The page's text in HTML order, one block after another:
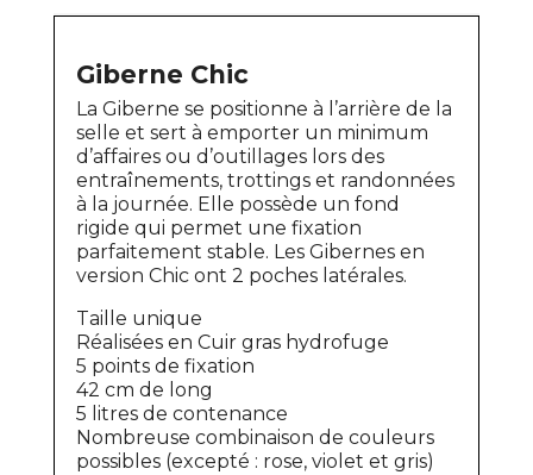
Giberne Chic
La Giberne se positionne à l’arrière de la
selle et sert à emporter un minimum
d’affaires ou d’outillages lors des
entraînements, trottings et randonnées
à la journée. Elle possède un fond
rigide qui permet une fixation
parfaitement stable. Les Gibernes en
version Chic ont 2 poches latérales.
Taille unique
Réalisées en Cuir gras hydrofuge
5 points de fixation
42 cm de long
5 litres de contenance
Nombreuse combinaison de couleurs
possibles (excepté : rose, violet et gris)